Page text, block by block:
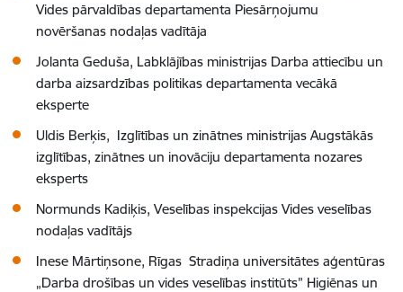
Vides pārvaldības departamenta Piesārņojumu
novēršanas nodaļas vadītāja
Jolanta Geduša, Labklājības ministrijas Darba attiecību un
darba aizsardzības politikas departamenta vecākā
eksperte
Uldis Berķis, Izglītības un zinātnes ministrijas Augstākās
izglītības, zinātnes un inovāciju departamenta nozares
eksperts
Normunds Kadiķis, Veselības inspekcijas Vides veselības
nodaļas vadītājs
Inese Mārtiņsone, Rīgas Stradiņa universitātes aģentūras
„Darba drošības un vides veselības institūts” Higiēnas un